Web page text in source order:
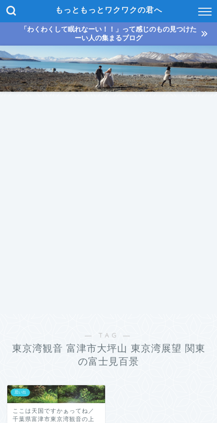
もっともっとワクワクの君へ
「わくわくして眠れなーい！！」って感じのもの見つけた
ーい人の集まるブログ
― TAG ―
東京湾観音 富津市大坪山 東京湾展望 関東
の富士見百景
思い出
ここは天国ですかぁってね／
千葉県富津市東京湾観音の上